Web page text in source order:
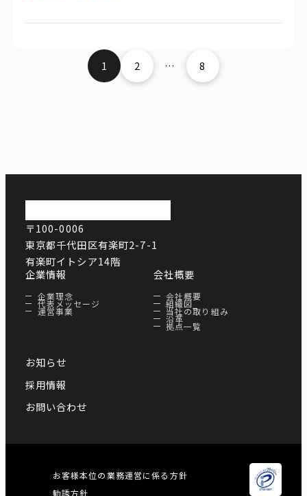
1 2 … 8
〒100-0006
東京都千代田区有楽町2-7-1
有楽町イトシア14階
企業情報
企業理念
代表メッセージ
運営事業
会社概要
会社概要
組織図
当社の取り組み
沿革
拠点一覧
お知らせ
採用情報
お問い合わせ
お客様本位の業務運営に係る方針
勧誘方針